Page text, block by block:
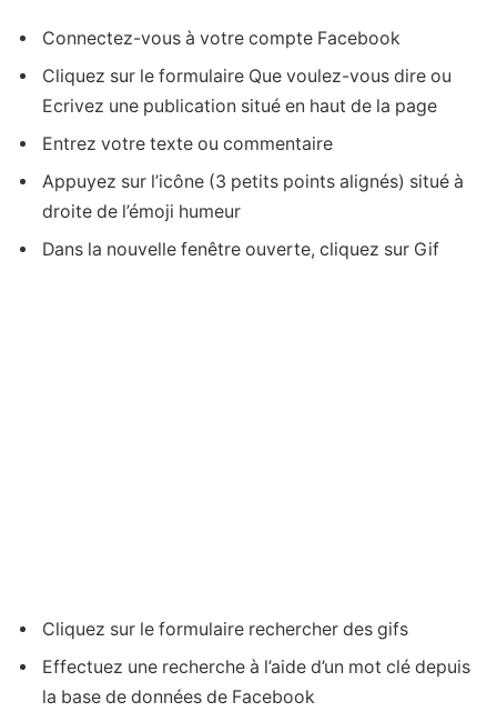
Connectez-vous à votre compte Facebook
Cliquez sur le formulaire Que voulez-vous dire ou
Ecrivez une publication situé en haut de la page
Entrez votre texte ou commentaire
Appuyez sur l’icône (3 petits points alignés) situé à
droite de l’émoji humeur
Dans la nouvelle fenêtre ouverte, cliquez sur Gif
Cliquez sur le formulaire rechercher des gifs
Effectuez une recherche à l’aide d’un mot clé depuis
la base de données de Facebook